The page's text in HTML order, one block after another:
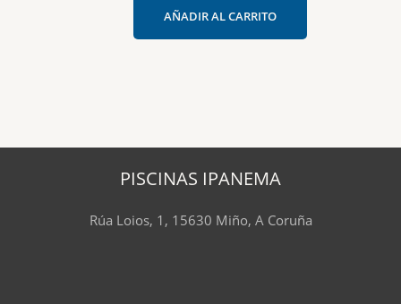
AÑADIR AL CARRITO
PISCINAS IPANEMA
Rúa Loios, 1, 15630 Miño, A Coruña